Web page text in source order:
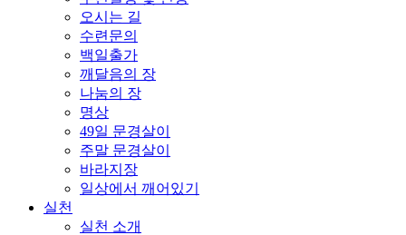
오시는 길
수련문의
백일출가
깨달음의 장
나눔의 장
명상
49일 문경살이
주말 문경살이
바라지장
일상에서 깨어있기
실천
실천 소개